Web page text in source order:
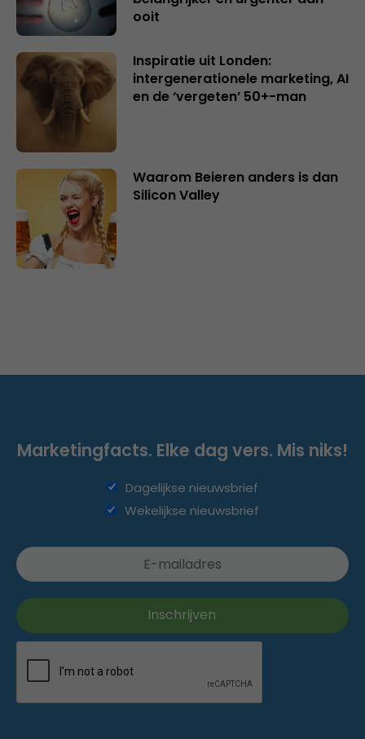
ooit
Inspiratie uit Londen:
intergenerationele marketing, AI
en de ‘vergeten’ 50+-man
Waarom Beieren anders is dan
Silicon Valley
Marketingfacts. Elke dag vers. Mis niks!
Dagelijkse nieuwsbrief
Wekelijkse nieuwsbrief